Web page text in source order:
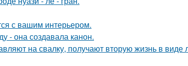
с вашим интерьером.
- она создавала канон.
на свалку, получают вторую жизнь в виде